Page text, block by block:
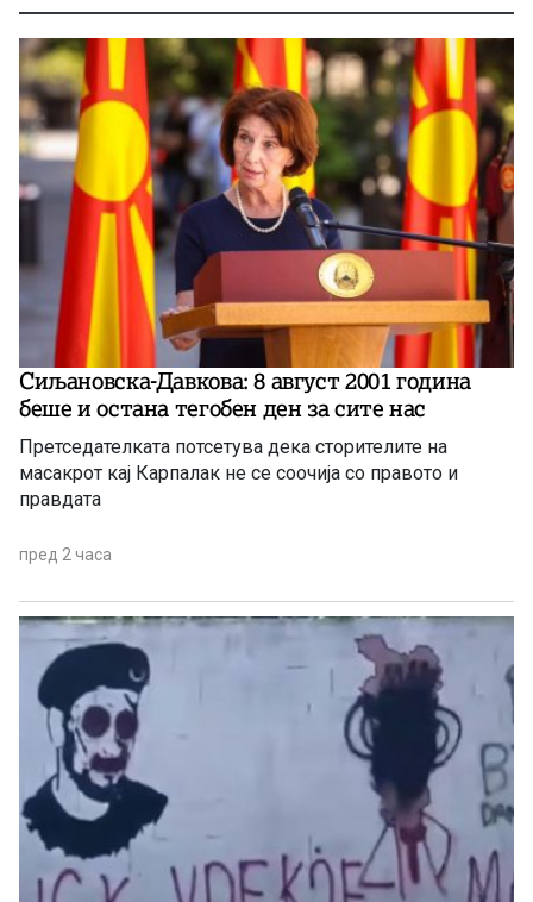
Сиљановска-Давкова: 8 август 2001 година
беше и остана тегобен ден за сите нас
Претседателката потсетува дека сторителите на
масакрот кај Карпалак не се соочија со правото и
правдата
пред 2 часа